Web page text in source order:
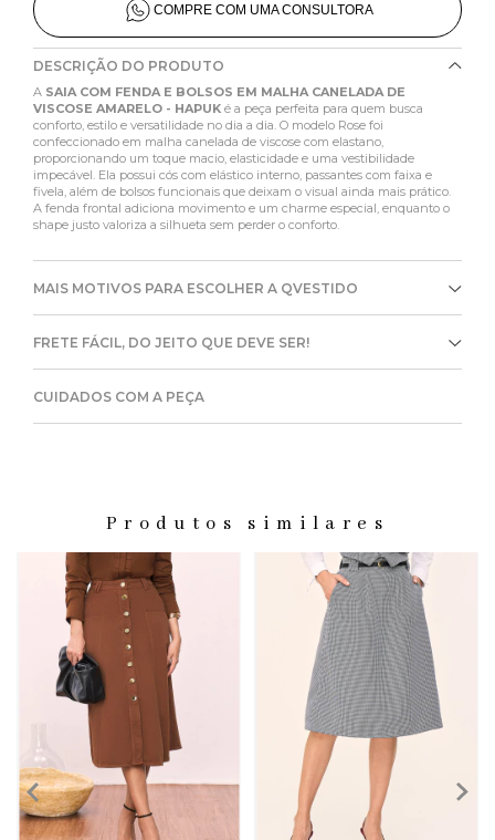
COMPRE COM UMA CONSULTORA
DESCRIÇÃO DO PRODUTO
A SAIA COM FENDA E BOLSOS EM MALHA CANELADA DE
VISCOSE AMARELO - HAPUK é a peça perfeita para quem busca
conforto, estilo e versatilidade no dia a dia. O modelo Rose foi
confeccionado em malha canelada de viscose com elastano,
proporcionando um toque macio, elasticidade e uma vestibilidade
impecável. Ela possui cós com elástico interno, passantes com faixa e
fivela, além de bolsos funcionais que deixam o visual ainda mais prático.
A fenda frontal adiciona movimento e um charme especial, enquanto o
shape justo valoriza a silhueta sem perder o conforto.
MAIS MOTIVOS PARA ESCOLHER A QVESTIDO
FRETE FÁCIL, DO JEITO QUE DEVE SER!
CUIDADOS COM A PEÇA
Produtos similares